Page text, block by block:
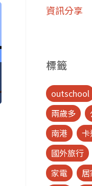
資訊分享
標籤
outschool
兩歲多
南港
國外旅行
家電